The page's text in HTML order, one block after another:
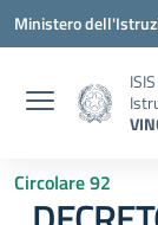
Vai ai contenuti
Vai al menu di
Vai al footer
Ministero
Circolare 92